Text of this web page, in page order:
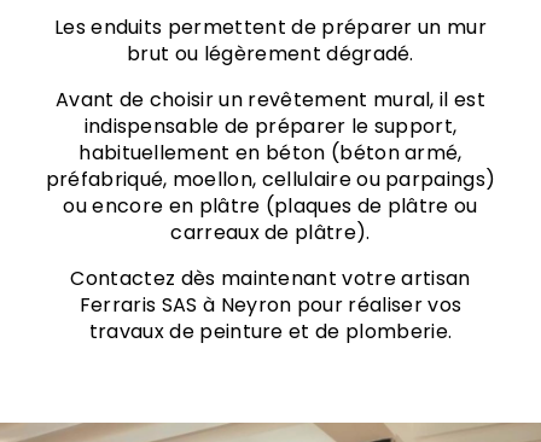
Les enduits permettent de préparer un mur
brut ou légèrement dégradé.
Avant de choisir un revêtement mural, il est
indispensable de préparer le support,
habituellement en béton (béton armé,
préfabriqué, moellon, cellulaire ou parpaings)
ou encore en plâtre (plaques de plâtre ou
carreaux de plâtre).
Contactez dès maintenant votre artisan
Ferraris SAS à Neyron pour réaliser vos
travaux de peinture et de plomberie.